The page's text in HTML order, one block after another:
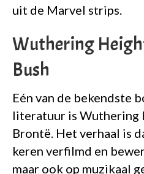
uit de Marvel strips.
Wuthering
Bush
Eén van de bekendste
literatuur is Wuthering
Brontë. Het verhaal is
keren verfilmd en
maar ook op muzikaal